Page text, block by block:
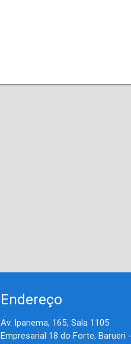
Endereço
Av. Ipanema, 165, Sala 1105
Empresarial 18 do Forte, Barueri